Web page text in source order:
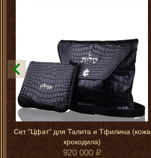
Сет "Цфат" для Талита и Тфилина (кожа
крокодила)
920 000